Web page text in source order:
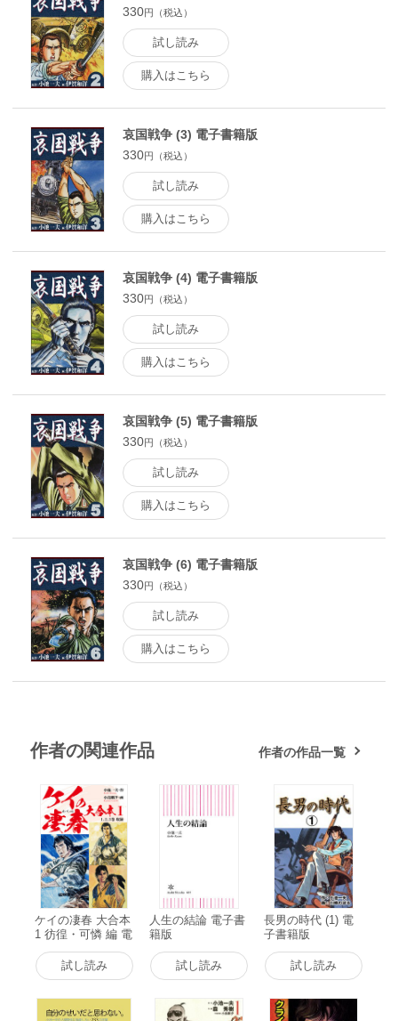
330円（税込）
試し読み
購入はこちら
哀国戦争 (3) 電子書籍版
330円（税込）
試し読み
購入はこちら
哀国戦争 (4) 電子書籍版
330円（税込）
試し読み
購入はこちら
哀国戦争 (5) 電子書籍版
330円（税込）
試し読み
購入はこちら
哀国戦争 (6) 電子書籍版
330円（税込）
試し読み
購入はこちら
作者の関連作品 作者の作品一覧
ケイの凄春 大合本
1 彷徨・可憐 編 電
子書籍版
試し読み
人生の結論 電子書
籍版
試し読み
長男の時代 (1) 電
子書籍版
試し読み